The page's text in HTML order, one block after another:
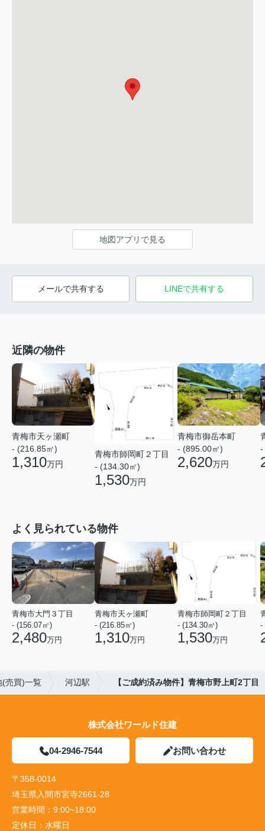
地図アプリで見る
メールで共有する LINEで共有する
近隣の物件
青梅市天ヶ瀬町
- (216.85㎡)
1,310万円
青梅市師岡町２丁目
- (134.30㎡)
1,530万円
青梅市御岳本町
- (895.00㎡)
2,620万円
-
よく見られている物件
青梅市大門３丁目
- (156.07㎡)
2,480万円
青梅市天ヶ瀬町
- (216.85㎡)
1,310万円
青梅市師岡町２丁目
- (134.30㎡)
1,530万円
-
(売買)一覧 河辺駅 【ご成約済み物件】青梅市野上町2丁目
株式会社ワールド住建
04-2946-7544 お問い合わせ
〒358-0014
埼玉県入間市宮寺2661-28
営業時間： 9:00~18:00
定休日： 水曜日